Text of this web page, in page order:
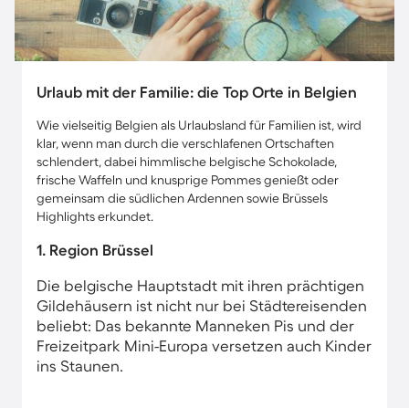
Urlaub mit der Familie: die Top Orte in Belgien
Wie vielseitig Belgien als Urlaubsland für Familien ist, wird
klar, wenn man durch die verschlafenen Ortschaften
schlendert, dabei himmlische belgische Schokolade,
frische Waffeln und knusprige Pommes genießt oder
gemeinsam die südlichen Ardennen sowie Brüssels
Highlights erkundet.
1. Region Brüssel
Die belgische Hauptstadt mit ihren prächtigen
Gildehäusern ist nicht nur bei Städtereisenden
beliebt: Das bekannte Manneken Pis und der
Freizeitpark Mini-Europa versetzen auch Kinder
ins Staunen.